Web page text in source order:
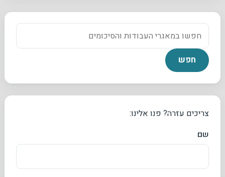
צריכים עזרה? פנו אלינו:
שם